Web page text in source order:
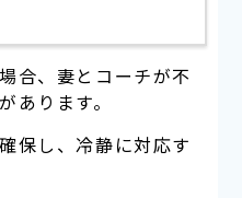
合、妻とコーチが不
あります。
保し、冷静に対応す